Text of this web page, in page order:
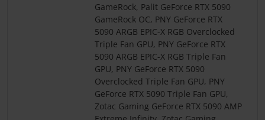
GameRock, Palit GeForce RTX 5090
GameRock OC, PNY GeForce RTX
5090 ARGB EPIC-X RGB Overclocked
Triple Fan GPU, PNY GeForce RTX
5090 ARGB EPIC-X RGB Triple Fan
GPU, PNY GeForce RTX 5090
Overclocked Triple Fan GPU, PNY
GeForce RTX 5090 Triple Fan GPU,
Zotac Gaming GeForce RTX 5090 AMP